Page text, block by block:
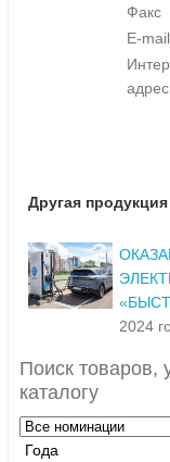
Факс
E-mail
адрес
Другая
2024
Поиск товаров,
каталогу
Года